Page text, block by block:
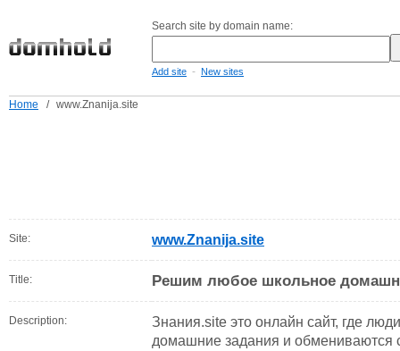
Search site by domain name:
Add site - New sites
Home / www.Znanija.site
Site: www.Znanija.site
Title: Решим любое школьное
Description:
Знания.site это онлайн сайт, где
домашние задания и обмениваются